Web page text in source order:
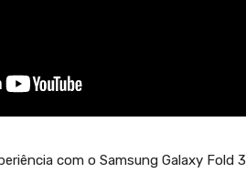
com o Samsung Galaxy Fold 3